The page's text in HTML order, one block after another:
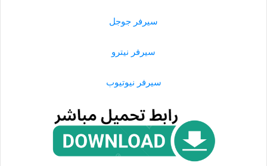
سيرفر جوجل
سيرفر نيترو
سيرفر نيوتيوب